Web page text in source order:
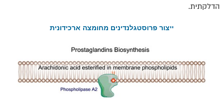
הדלקתית.
ייצור פרוסטגלנדינים מחומצה ארכידונית